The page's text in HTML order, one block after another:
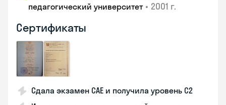
педагогический университет • 2001 г.
Сертификаты
Сдала экзамен CAE и получила уровень С2